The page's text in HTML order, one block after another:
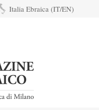
Italia Ebraica (IT/EN)